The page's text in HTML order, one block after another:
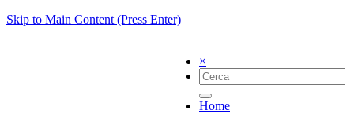
Skip to Main Content (Press Enter)
×
Home